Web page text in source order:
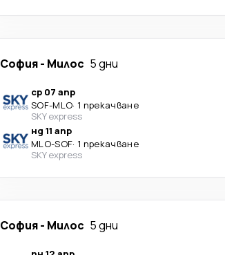
София- Милос 5 дни
ср 07 апр
SOF-MLO· 1 прекачване
SKY express
нд 11 апр
MLO-SOF· 1 прекачване
SKY express
София- Милос 5 дни